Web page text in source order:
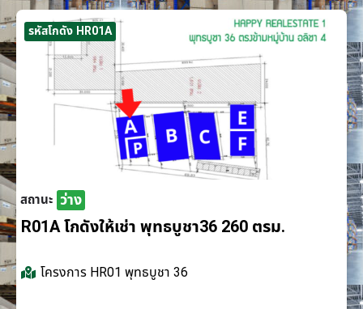
รหัสโกดัง HR01A
สถานะ ว่าง
R01A โกดังให้เช่า พุทธบูชา36 260 ตรม.
โครงการ HR01 พุทธบูชา 36